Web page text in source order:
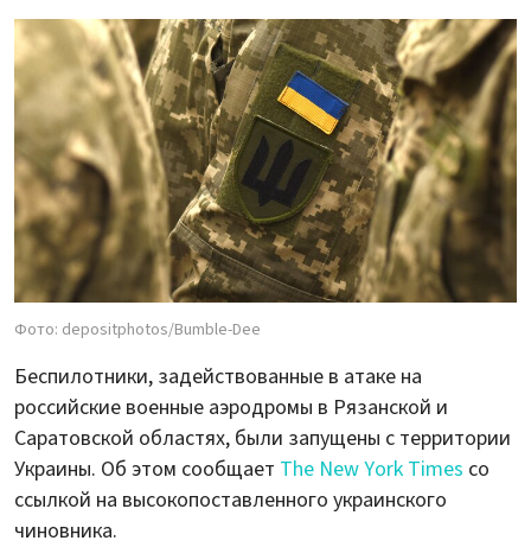
Фото: depositphotos/Bumble-Dee
Беспилотники, задействованные в атаке на
российские военные аэродромы в Рязанской и
Саратовской областях, были запущены с территории
Украины. Об этом сообщает The New York Times со
ссылкой на высокопоставленного украинского
чиновника.